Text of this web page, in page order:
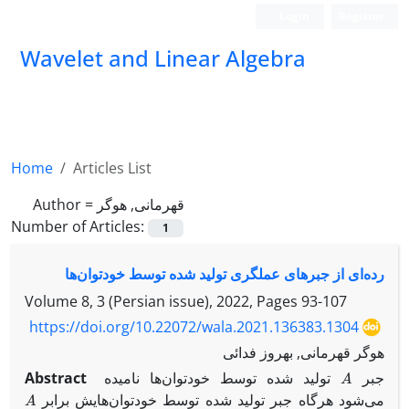
Wavelet and Linear Algebra
Home
Articles List
Author = قهرمانی, هوگر
Number of Articles:
1
رده‌ای از جبرهای عملگری تولید شده توسط خودتوان‌ها
Volume 8, 3 (Persian issue), 2022, Pages 93-107
https://doi.org/10.22072/wala.2021.136383.1304
هوگر قهرمانی, بهروز فدائی
Abstract
جبر Aتولید شده توسط خودتوان‌ها نامیده
می‌شود هرگاه جبر تولید شده توسط خودتوان‌هایش برابر A